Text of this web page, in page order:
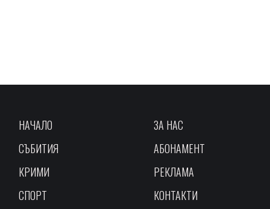
НАЧАЛО
СЪБИТИЯ
КРИМИ
СПОРТ
ЗА НАС
АБОНАМЕНТ
РЕКЛАМА
КОНТАКТИ